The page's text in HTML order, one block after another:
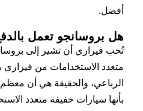
أفضل.
هل بروسانجو تعمل
تُحب فيراري أن تشير إلى
متعدد الاستخدامات من فيراري
الرباعي، والحقيقة هي أن
بأنها سيارات خفيفة متعدد